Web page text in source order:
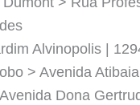
Alvinopolis |
> Avenida
Dona